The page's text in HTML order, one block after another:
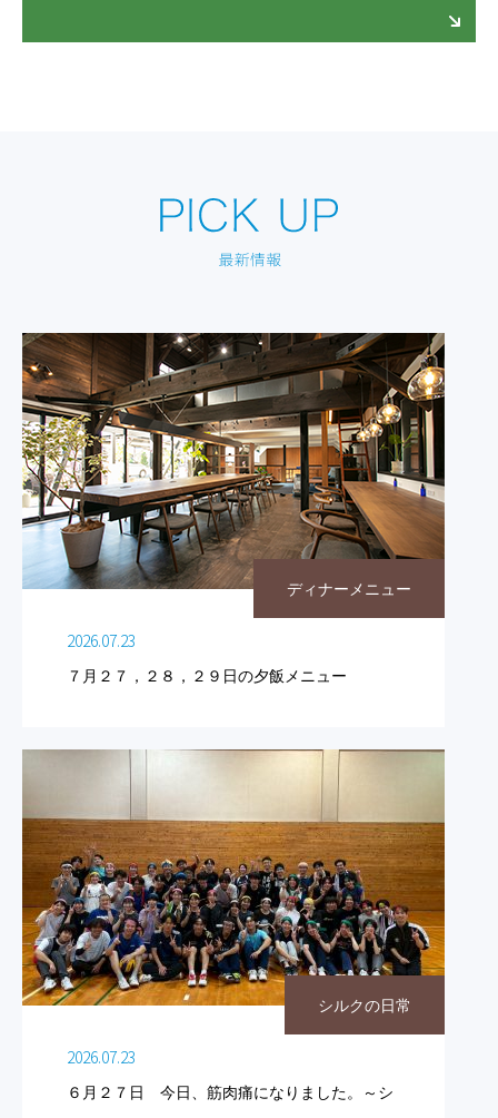
ディナーメニュー
2026.07.23
７月２７，２８，２９日の夕飯メニュー
シルクの日常
2026.07.23
６月２７日 今日、筋肉痛になりました。～シ